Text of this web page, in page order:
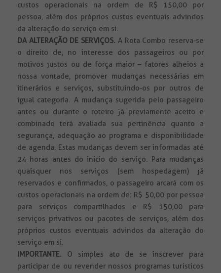
custos operacionais na ordem de R$ 150,00 por
pessoa, além dos próprios custos eventuais advindos
da alteração do serviço em si.
DA ALTERAÇÃO DE SERVIÇOS. A Rota Combo reserva-se
o direito de, no interesse dos passageiros ou por
motivos justos ou de força maior – fatores alheios a
nossa vontade, promover mudanças necessárias em
itinerários e serviços, substituindo-os por outros de
igual categoria. A mudança sugerida pelo passageiro
antes ou durante o roteiro já previamente aceito e
combinado terá avaliada sua pertinência quanto a
segurança, adequação ao programa e disponibilidade
de agenda. Estas mudanças devem ser informadas até
24 horas antes do inicio do serviço. Para mudanças
quaisquer nos serviços (sem hospedagem) já
reservados e confirmados, o passageiro arcará com os
custos operacionais na ordem de: R$ 50,00 por pessoa
para serviços compartilhados e R$ 150,00 para
serviços privativos ou pacotes de serviços, além dos
próprios custos eventuais advindos da alteração do
serviço em si.
IMPORTANTE. O simples ato de se inscrever para
participar de ou revender nossos programas turísticos